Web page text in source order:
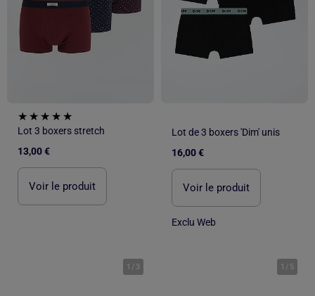
Lot 3 boxers stretch
13,00 €
Voir le produit
Lot de 3 boxers 'Dim' unis
16,00 €
Voir le produit
Exclu Web
1 / 3 1 / 5